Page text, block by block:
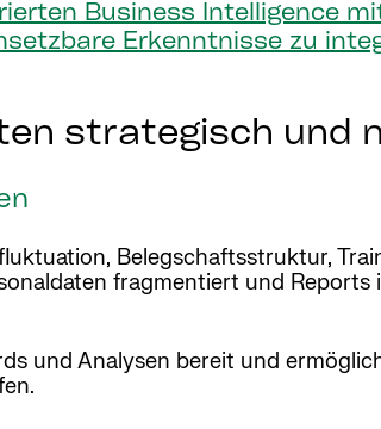
Business Intelligence
Erkenntnisse zu
strategisch und
Belegschaftsstruktur,
fragmentiert und Reports
und Analysen bereit und